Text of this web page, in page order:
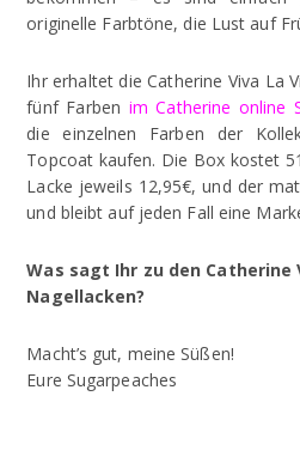
originelle Farbtöne, die Lust auf
Ihr erhaltet die Catherine Viva La
fünf Farben im Catherine online
die einzelnen Farben der
Topcoat kaufen. Die Box kostet
Lacke jeweils 12,95€, und der
und bleibt auf jeden Fall eine
Was sagt Ihr zu den Catherine
Nagellacken?
Macht’s gut, meine Süßen!
Eure Sugarpeaches